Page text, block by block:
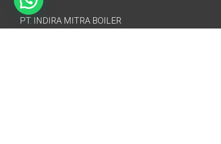
PT. INDIRA MITRA BOILER